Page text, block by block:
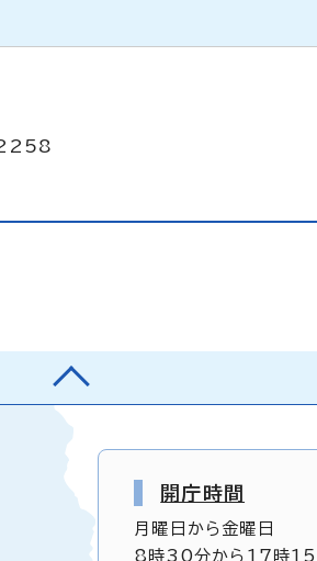
開庁時間
月曜日から金曜日
8時30分から17時15